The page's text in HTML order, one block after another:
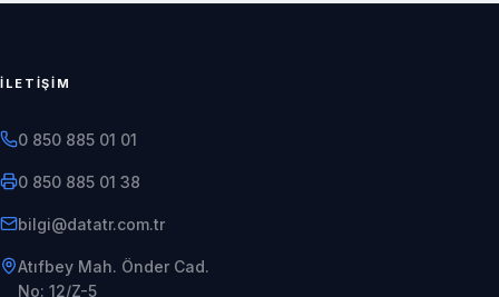
İLETIŞIM
0 850 885 01 01
0 850 885 01 38
rt.moc.rtatad@iglib
Atıfbey Mah. Önder Cad.
No: 12/Z-5